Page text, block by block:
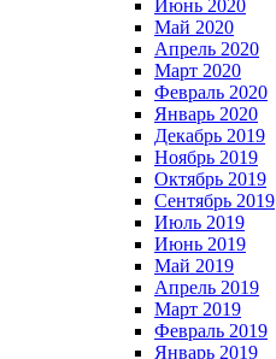
Июнь 2020
Май 2020
Апрель 2020
Март 2020
Февраль 2020
Январь 2020
Декабрь 2019
Ноябрь 2019
Октябрь 2019
Сентябрь 2019
Июль 2019
Июнь 2019
Май 2019
Апрель 2019
Март 2019
Февраль 2019
Январь 2019